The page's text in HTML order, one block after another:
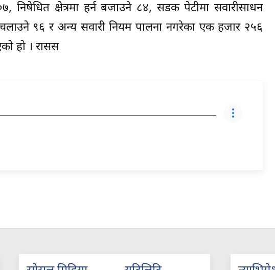
निषेधित क्षेत्रमा हर्न बजाउने ८४, सडक पेटीमा सवारीसाधन
९६ र अन्य सवारी नियम पालना नगरेका एक हजार २५६
हो । रासस